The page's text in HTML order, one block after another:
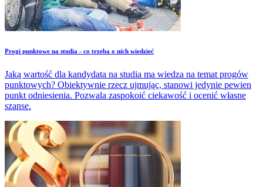
​Progi punktowe na studia - co trzeba o nich wiedzieć
Jaką wartość dla kandydata na studia ma wiedza na temat progów
punktowych? Obiektywnie rzecz ujmując, stanowi jedynie pewien
punkt odniesienia. Pozwala zaspokoić ciekawość i ocenić własne
szanse.